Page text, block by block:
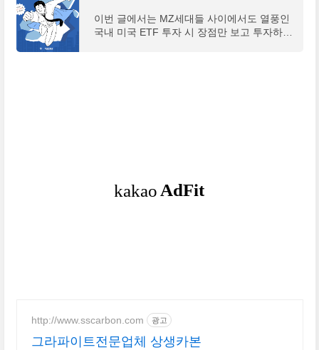
이번 글에서는 MZ세대들 사이에서도 열풍인
국내 미국 ETF 투자 시 장점만 보고 투자하면
http://www.sscarbon.com 광고
그라파이트전문업체 상생카본